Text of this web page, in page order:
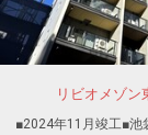
リビオメゾン
■2024年11月竣工■池